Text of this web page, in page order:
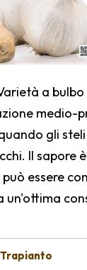
a
medio-
gli
Il sapore
essere
un'ottima
Trapianto